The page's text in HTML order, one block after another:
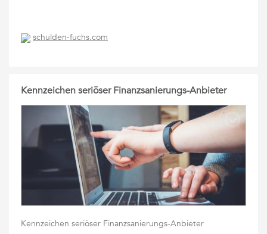
schulden-fuchs.com
Kennzeichen seriöser Finanzsanierungs-Anbieter
Kennzeichen seriöser Finanzsanierungs-Anbieter